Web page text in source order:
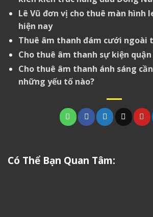
Lê Vũ đơn vị cho thuê màn hình
hiện nay
Thuê âm thanh đám cưới ngoài
Cho thuê âm thanh sự kiện quận
Cho thuê âm thanh ánh sáng
những yếu tố nào?
Có Thể Bạn Quan Tâm: